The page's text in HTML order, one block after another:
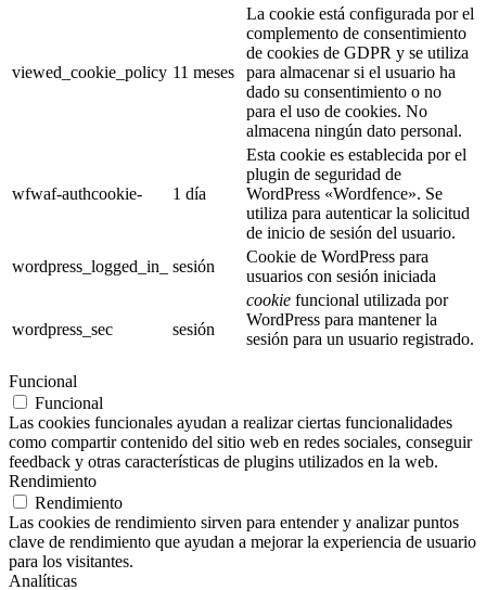
viewed_cookie_policy 11 meses
La cookie está configurada por el
complemento de consentimiento
de cookies de GDPR y se utiliza
para almacenar si el usuario ha
dado su consentimiento o no
para el uso de cookies. No
almacena ningún dato personal.
wfwaf-authcookie- 1 día
Esta cookie es establecida por el
plugin de seguridad de
WordPress «Wordfence». Se
utiliza para autenticar la solicitud
de inicio de sesión del usuario.
wordpress_logged_in_
sesión
Cookie de WordPress para
usuarios con sesión iniciada
wordpress_sec sesión
cookie funcional utilizada por
WordPress para mantener la
sesión para un usuario registrado.
Funcional
Funcional
Las cookies funcionales ayudan a realizar ciertas funcionalidades
como compartir contenido del sitio web en redes sociales, conseguir
feedback y otras características de plugins utilizados en la web.
Rendimiento
Rendimiento
Las cookies de rendimiento sirven para entender y analizar puntos
clave de rendimiento que ayudan a mejorar la experiencia de usuario
para los visitantes.
Analíticas